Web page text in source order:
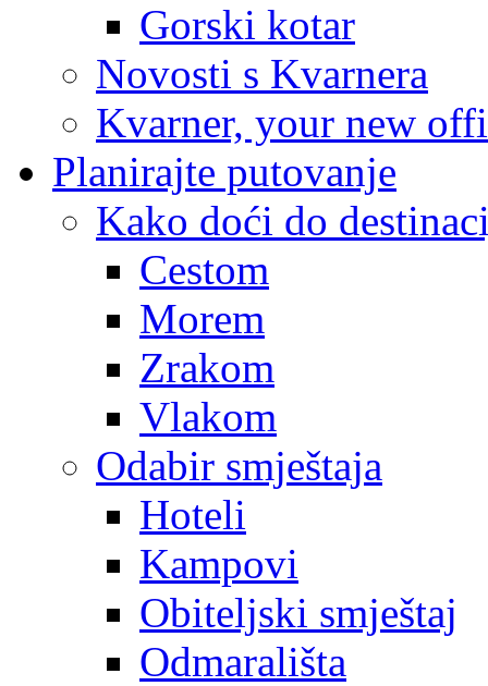
Gorski kotar
Novosti s Kvarnera
Kvarner, your new
Planirajte putovanje
Kako doći do
Cestom
Morem
Zrakom
Vlakom
Odabir smještaja
Hoteli
Kampovi
Obiteljski smještaj
Odmarališta